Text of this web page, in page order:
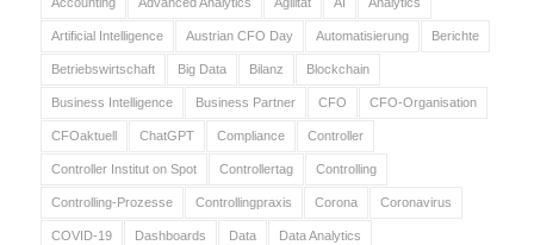
Artificial Intelligence Austrian CFO Day Automatisierung Berichte
Betriebswirtschaft Big Data Bilanz Blockchain
Business Intelligence Business Partner CFO CFO-Organisation
CFOaktuell ChatGPT Compliance Controller
Controller Institut on Spot Controllertag Controlling
Controlling-Prozesse Controllingpraxis Corona Coronavirus
COVID-19 Dashboards Data Data Analytics